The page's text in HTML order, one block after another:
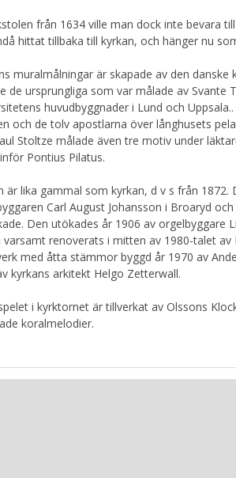
från 1634 ville man dock inte bevara
hittat tillbaka till kyrkan, och hänger nu
muralmålningar är skapade av den
de ursprungliga som var målade av
huvudbyggnader i Lund och
och de tolv apostlarna över långhusets
Stoltze målade även tre motiv under
Pontius Pilatus.
är lika gammal som kyrkan, d v s från 1872.
Carl August Johansson i Broaryd
Den utökades år 1906 av
varsamt renoverats i mitten av 1980-talet
med åtta stämmor byggd år 1970 av
kyrkans arkitekt Helgo Zetterwall.
i kyrktornet är tillverkat av Olssons
koralmelodier.